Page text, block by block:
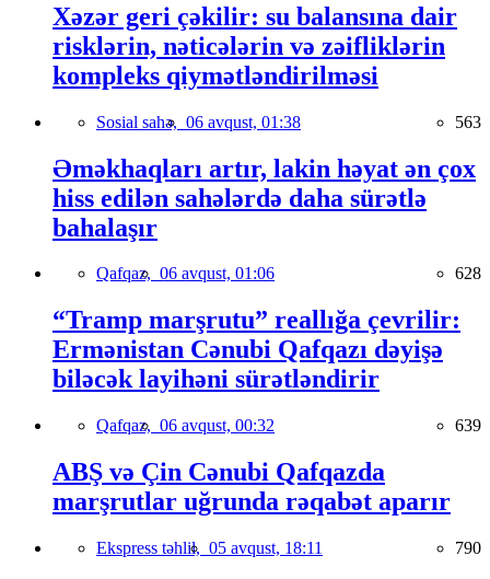
Xəzər geri çəkilir: su balansına dair
risklərin, nəticələrin və zəifliklərin
kompleks qiymətləndirilməsi
Sosial sahə, 06 avqust, 01:38 563
Əməkhaqları artır, lakin həyat ən çox
hiss edilən sahələrdə daha sürətlə
bahalaşır
Qafqaz, 06 avqust, 01:06 628
“Tramp marşrutu” reallığa çevrilir:
Ermənistan Cənubi Qafqazı dəyişə
biləcək layihəni sürətləndirir
Qafqaz, 06 avqust, 00:32 639
ABŞ və Çin Cənubi Qafqazda
marşrutlar uğrunda rəqabət aparır
Ekspress təhlil, 05 avqust, 18:11 790